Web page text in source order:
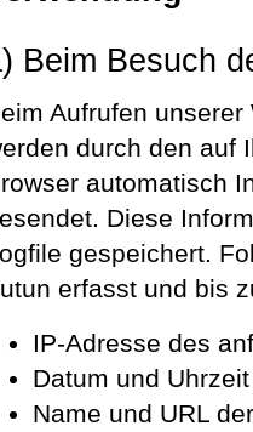
Beim Besuch
Aufrufen
durch den auf
automatisch
Diese
gespeichert.
erfasst und bis
IP-Adresse des
Datum und
Name und URL